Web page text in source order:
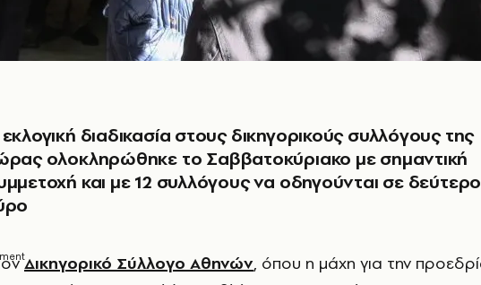
διαδικασία στους δικηγορικούς συλλόγους της
ολοκληρώθηκε το Σαββατοκύριακο με σημαντική
και με 12 συλλόγους να οδηγούνται σε δεύτερο
Δικηγορικό Σύλλογο Αθηνών, όπου η μάχη για την